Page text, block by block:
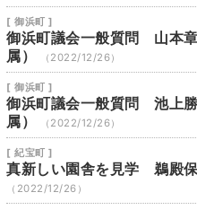
[ 御浜町 ]
御浜町議会一般質問 山本
属）
（2022/12/26）
[ 御浜町 ]
御浜町議会一般質問 池上
属）
（2022/12/26）
[ 紀宝町 ]
真新しい園舎を見学 鵜殿
（2022/12/26）